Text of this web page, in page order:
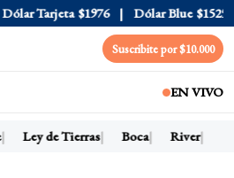
Dólar Tarjeta $1976 Dólar Blue $1525
Suscribite por $10.000
EN VIVO
Ley de Tierras Boca River